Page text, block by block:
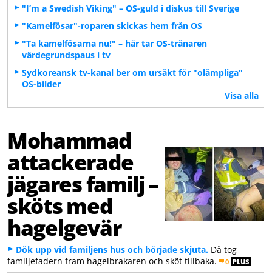
"I’m a Swedish Viking" – OS-guld i diskus till Sverige
"Kamelfösar"-roparen skickas hem från OS
"Ta kamelfösarna nu!" – här tar OS-tränaren
värdegrundspaus i tv
Sydkoreansk tv-kanal ber om ursäkt för "olämpliga"
OS-bilder
Visa alla
Mohammad
attackerade
jägares familj –
sköts med
hagelgevär
Dök upp vid familjens hus och började skjuta. Då tog
familjefadern fram hagelbrakaren och sköt tillbaka.
0 PLUS